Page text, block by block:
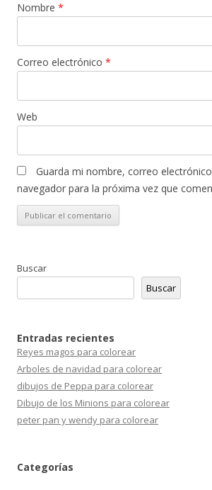
Nombre *
Correo electrónico *
Web
Guarda mi nombre, correo
navegador para la próxima vez que
Buscar
Buscar
Entradas recientes
Reyes magos para colorear
Arboles de navidad para colorear
dibujos de Peppa para colorear
Dibujo de los Minions para colorear
peter pan y wendy para colorear
Categorías